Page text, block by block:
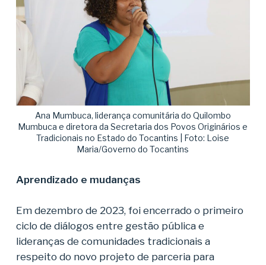
Ana Mumbuca, liderança comunitária do Quilombo
Mumbuca e diretora da Secretaria dos Povos Originários e
Tradicionais no Estado do Tocantins | Foto: Loise
Maria/Governo do Tocantins
Aprendizado e mudanças
Em dezembro de 2023, foi encerrado o primeiro
ciclo de diálogos entre gestão pública e
lideranças de comunidades tradicionais a
respeito do novo projeto de parceria para